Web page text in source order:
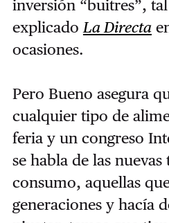
inversión “buitres”,
explicado La Directa
ocasiones.
Pero Bueno asegura
cualquier tipo de
feria y un congreso
se habla de las nuevas
consumo, aquellas
generaciones y hacía